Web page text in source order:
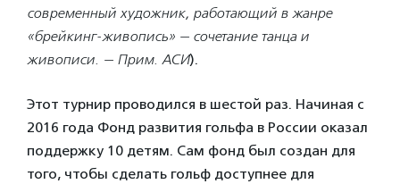
современный художник, работающий в жанре
«брейкинг-живопись» — сочетание танца и
живописи. — Прим. АСИ).
Этот турнир проводился в шестой раз. Начиная с
2016 года Фонд развития гольфа в России оказал
поддержку 10 детям. Сам фонд был создан для
того, чтобы сделать гольф доступнее для